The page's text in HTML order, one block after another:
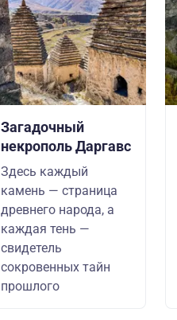
Загадочный
некрополь Даргавс
Здесь каждый
камень — страница
древнего народа, а
каждая тень —
свидетель
сокровенных тайн
прошлого